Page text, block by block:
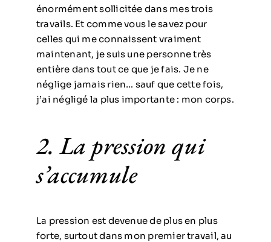
énormément sollicitée dans mes trois
travails. Et comme vous le savez pour
celles qui me connaissent vraiment
maintenant, je suis une personne très
entière dans tout ce que je fais. Je ne
néglige jamais rien… sauf que cette fois,
j’ai négligé la plus importante : mon corps.
2. La pression qui
s’accumule
La pression est devenue de plus en plus
forte, surtout dans mon premier travail, au